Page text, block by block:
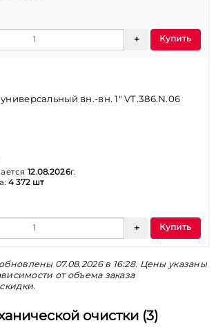
Купить
вн.-вн. 1" VT.386.N.06
12.08.2026г.
4 372 шт
Купить
07.08.2026 в 16:28. Цены указаны
от объема заказа
очистки (3)